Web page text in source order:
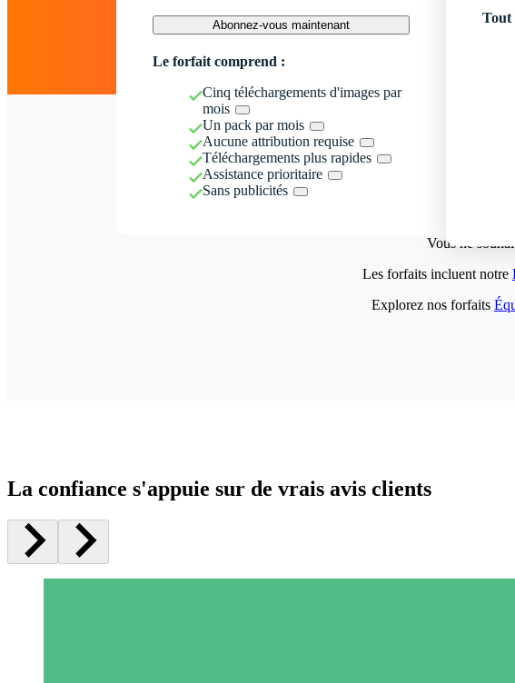
Abonnez-vous maintenant
Le forfait comprend :
Cinq téléchargements d'images par
mois
Un pack par mois
Aucune attribution requise
Téléchargements plus rapides
Assistance prioritaire
Sans publicités
Tout
Vous ne
Les forfaits incluent notre
Explorez nos forfaits
La confiance s'appuie sur de vrais avis clients